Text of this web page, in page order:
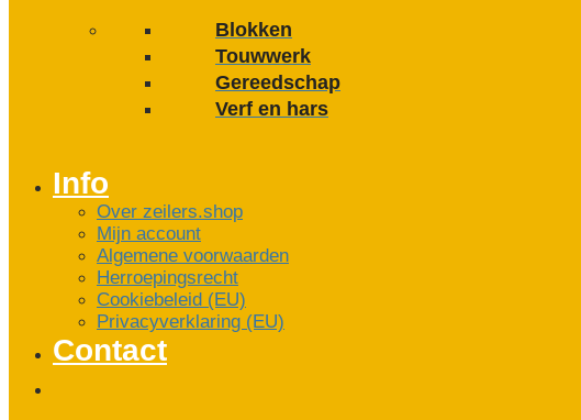
Blokken
Touwwerk
Gereedschap
Verf en hars
Info
Over zeilers.shop
Mijn account
Algemene voorwaarden
Herroepingsrecht
Cookiebeleid (EU)
Privacyverklaring (EU)
Contact